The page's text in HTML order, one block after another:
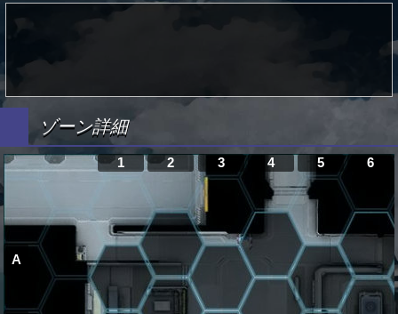
ゾーン詳細
A
1 2 3 4 5 6